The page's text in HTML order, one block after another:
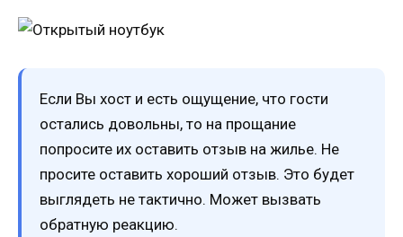
Если Вы хост и есть ощущение, что гости
остались довольны, то на прощание
попросите их оставить отзыв на жилье. Не
просите оставить хороший отзыв. Это будет
выглядеть не тактично. Может вызвать
обратную реакцию.